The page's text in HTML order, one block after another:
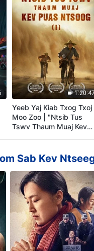
1:20:47
Yeeb Yaj Kiab Txog Txoj
Moo Zoo | "Ntsib Tus
Tswv Thaum Muaj Kev
Sab Kev